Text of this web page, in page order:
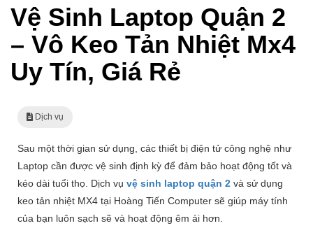
Vệ Sinh Laptop Quận 2
– Vô Keo Tản Nhiệt Mx4
Uy Tín, Giá Rẻ
Dịch vụ
Sau một thời gian sử dụng, các thiết bị điện tử công nghệ như
Laptop cần được vệ sinh định kỳ để đảm bảo hoạt động tốt và
kéo dài tuổi thọ. Dịch vụ vệ sinh laptop quận 2 và sử dụng
keo tản nhiệt MX4 tại Hoàng Tiến Computer sẽ giúp máy tính
của bạn luôn sạch sẽ và hoạt động êm ái hơn.